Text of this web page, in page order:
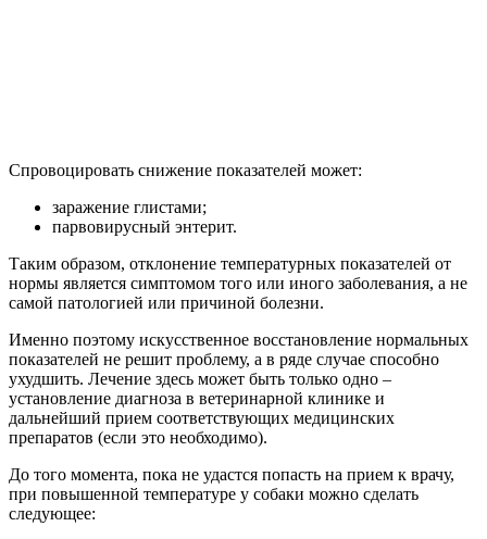
Спровоцировать снижение показателей может:
заражение глистами;
парвовирусный энтерит.
Таким образом, отклонение температурных показателей от
нормы является симптомом того или иного заболевания, а не
самой патологией или причиной болезни.
Именно поэтому искусственное восстановление нормальных
показателей не решит проблему, а в ряде случае способно
ухудшить. Лечение здесь может быть только одно –
установление диагноза в ветеринарной клинике и
дальнейший прием соответствующих медицинских
препаратов (если это необходимо).
До того момента, пока не удастся попасть на прием к врачу,
при повышенной температуре у собаки можно сделать
следующее: